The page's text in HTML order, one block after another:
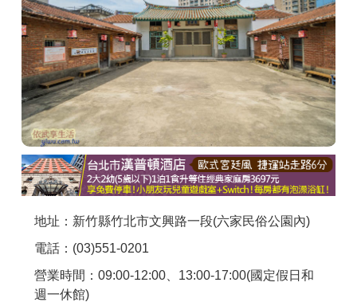
推薦景點
討論區
聯絡我們
APP下載
地址：新竹縣竹北市文興路一段(六家民俗公園內)
電話：(03)551-0201
營業時間：09:00-12:00、13:00-17:00(國定假日和
週一休館)